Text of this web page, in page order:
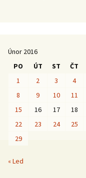
Únor 2016
PO
ÚT ST ČT
1
2 3 4
8
9 10 11
15
16 17 18
22
23 24 25
29
« Led